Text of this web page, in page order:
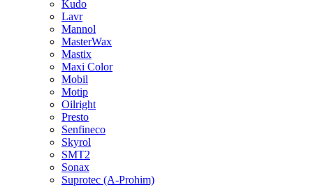
Kudo
Lavr
Mannol
MasterWax
Mastix
Maxi Color
Mobil
Motip
Oilright
Presto
Senfineco
Skyrol
SMT2
Sonax
Suprotec (A-Prohim)